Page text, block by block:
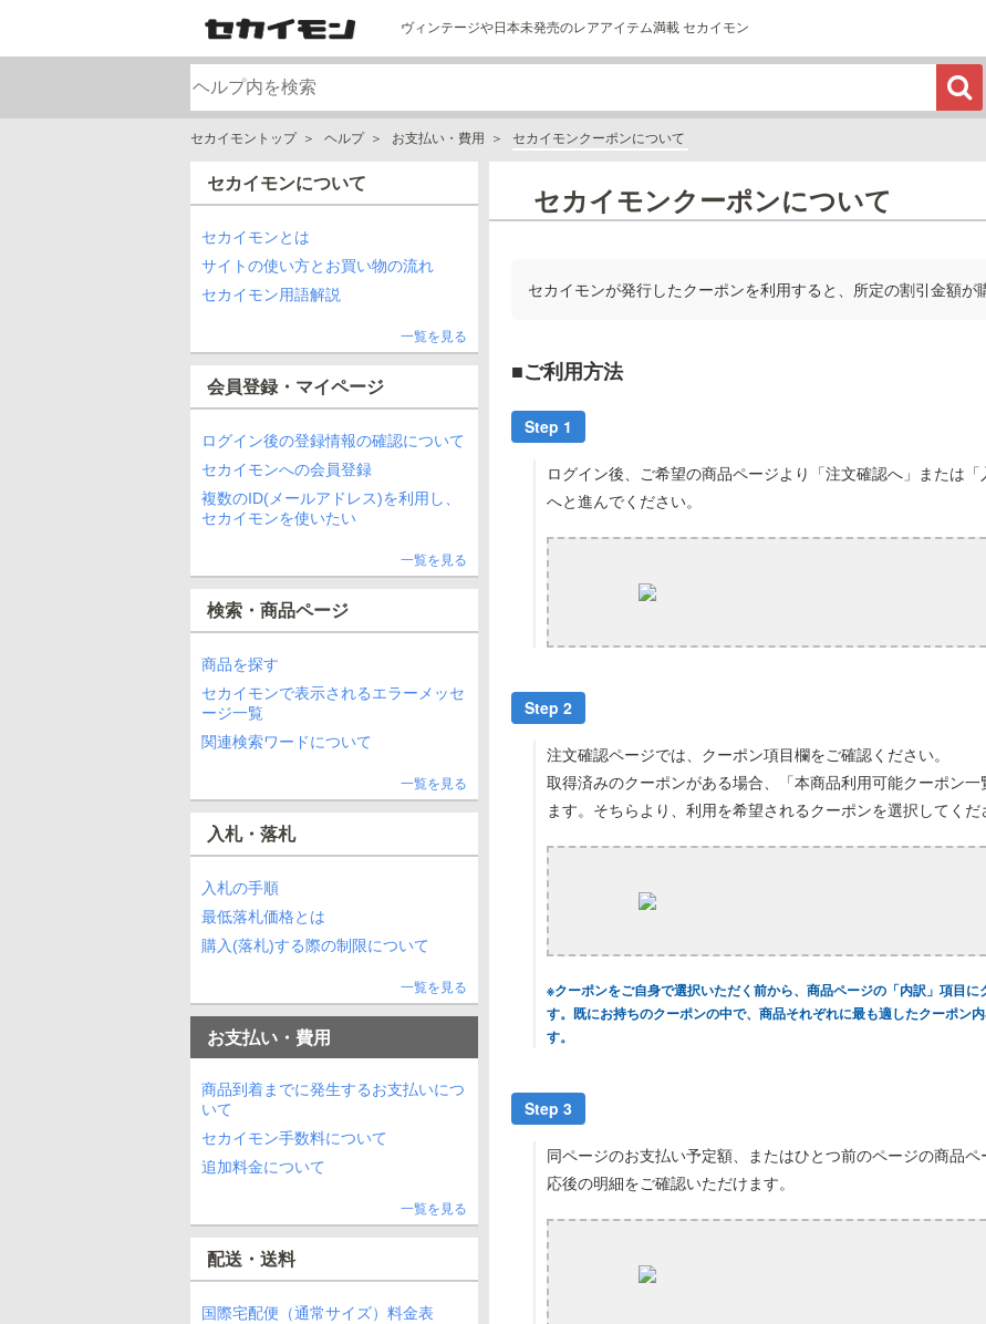
ヴィンテージや日本未発売のレアアイテム満載 セカイモン
セカイモントップ ヘルプ お支払い・費用 セカイモンクーポンについて
セカイモンについて
セカイモンとは
サイトの使い方とお買い物の流れ
セカイモン用語解説
一覧を見る
会員登録・マイページ
ログイン後の登録情報の確認について
セカイモンへの会員登録
複数のID(メールアドレス)を利用し、
セカイモンを使いたい
一覧を見る
検索・商品ページ
商品を探す
セカイモンで表示されるエラーメッセ
ージ一覧
関連検索ワードについて
一覧を見る
入札・落札
入札の手順
最低落札価格とは
購入(落札)する際の制限について
一覧を見る
お支払い・費用
商品到着までに発生するお支払いにつ
いて
セカイモン手数料について
追加料金について
一覧を見る
配送・送料
国際宅配便（通常サイズ）料金表
セカイモンクーポンについて
セカイモンが発行したクーポンを利用すると、所定の割引金額が
■ご利用方法
Step 1
ログイン後、ご希望の商品ページより「注文確認へ」または
へと進んでください。
Step 2
注文確認ページでは、クーポン項目欄をご確認ください。
取得済みのクーポンがある場合、「本商品利用可能クーポン
ます。そちらより、利用を希望されるクーポンを選択してくだ
※クーポンをご自身で選択いただく前から、商品ページの「内訳」項目
す。既にお持ちのクーポンの中で、商品それぞれに最も適したクーポン
す。
Step 3
同ページのお支払い予定額、またはひとつ前のページの商品
応後の明細をご確認いただけます。